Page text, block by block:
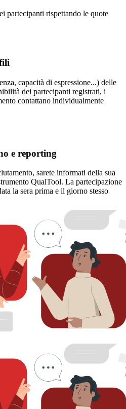
partecipanti rispettando le quote
capacità di espressione...) delle
dei partecipanti registrati, i
contattano individualmente
e reporting
sarete informati della sua
QualTool. La partecipazione
la sera prima e il giorno stesso